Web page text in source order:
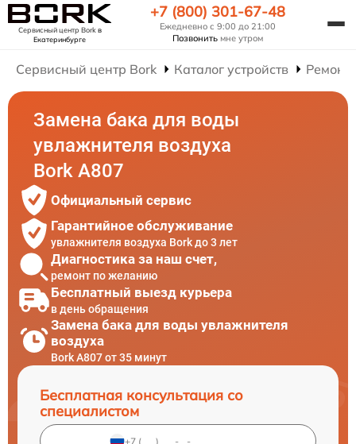
Сервисный центр Borkв
Екатеринбурге
+7 (800) 301-67-48
Ежедневно с 9:00 до 21:00
Позвонить мне утром
Сервисный центр Bork Каталог устройств Ремонт
Замена бака для воды
увлажнителя воздуха
Bork A807
Официальный сервис
Гарантийное обслуживание
увлажнителя воздуха Bork до 3 лет
Диагностика за наш счет,
ремонт по желанию
Бесплатный выезд курьера
в день обращения
Замена бака для воды увлажнителя
воздуха
Bork A807 от 35 минут
Бесплатная консультация со
специалистом